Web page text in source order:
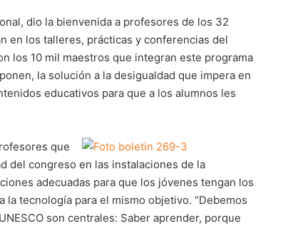
dio la bienvenida a profesores de los 32
en los talleres, prácticas y conferencias del
los 10 mil maestros que integran este programa
la solución a la desigualdad que impera en
educativos para que a los alumnos les
que
del congreso en las instalaciones de la
adecuadas para que los jóvenes tengan los
tecnología para el mismo objetivo. “Debemos
son centrales: Saber aprender, porque